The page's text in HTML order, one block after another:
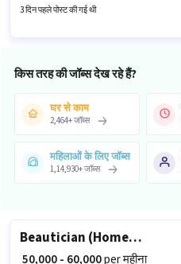
इस भूमिका में Fixed वेतन संरचना मिलती है।
3 दिन पहले पोस्ट की गई थी
किस तरह की जॉब्स देख रहे हैं?
घर से काम
2,464+जॉब्स
महिलाओं के लिए जॉब्स
1,14,930+जॉब्स
Beautician (Home Services)
₹ 50,000 - 60,000per महीना